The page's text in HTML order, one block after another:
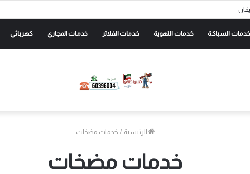
خدمات السباكة خدمات التهوية خدمات الفلاتر خدمات المجاري كهربائي
الرئيسية / خدمات مضخات
خدمات مضخات